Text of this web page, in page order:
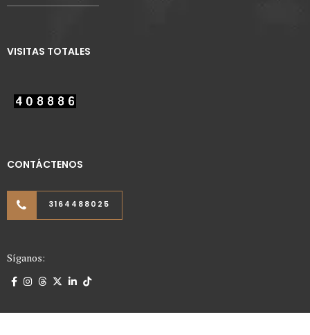
VISITAS TOTALES
CONTÁCTENOS
3164488025
Síganos: